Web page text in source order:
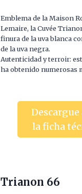
Emblema de la Maison
Lemaire, la Cuvée
finura de la uva blanca
de la uva negra.
Autenticidad y terroir:
ha obtenido numerosas
la ficha
Trianon 66